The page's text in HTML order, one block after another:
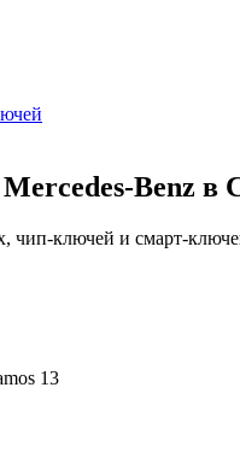
Benz в
чип-ключей и смарт-
13